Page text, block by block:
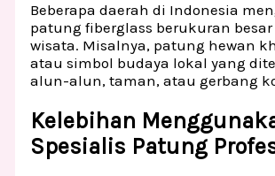
Beberapa daerah di Indonesia
patung fiberglass berukuran
wisata. Misalnya, patung hewan
atau simbol budaya lokal yang
alun-alun, taman, atau gerbang
Kelebihan
Spesialis Patung